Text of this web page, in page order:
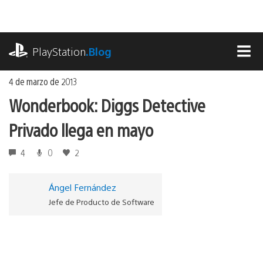
contenido
PlayStation.Blog
4 de marzo de 2013
Wonderbook: Diggs Detective
Privado llega en mayo
4 0 2
Ángel Fernández
Jefe de Producto de Software